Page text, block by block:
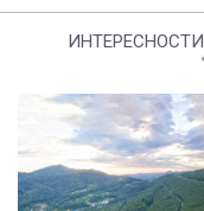
ИНТЕРЕСНОСТИ